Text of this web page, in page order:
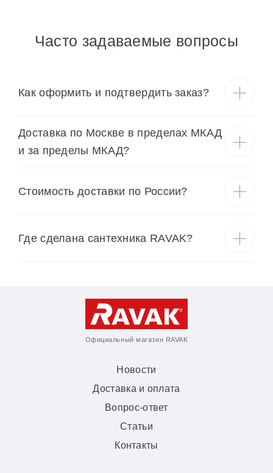
Часто задаваемые вопросы
Как оформить и подтвердить заказ?
Доставка по Москве в пределах МКАД
и за пределы МКАД?
Cтоимость доставки по России?
Где сделана сантехника RAVAK?
Официальный магазин RAVAK
Новости
Доставка и оплата
Вопрос-ответ
Статьи
Контакты